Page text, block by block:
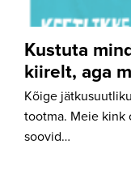
Kustuta
kiirelt, aga
Kõige
tootma. Meie kink
soovid…